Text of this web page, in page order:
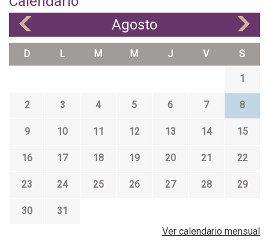
Agosto
D L M M J V S
1
2 3 4 5 6 7 8
9 10 11 12 13 14 15
16 17 18 19 20 21 22
23 24 25 26 27 28 29
30
31
Ver calendario mensual